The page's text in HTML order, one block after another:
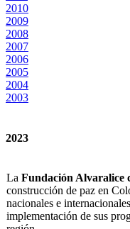
2010
2009
2008
2007
2006
2005
2004
2003
2023
La Fundación Alvaralice
construcción de paz en
nacionales e
implementación de sus